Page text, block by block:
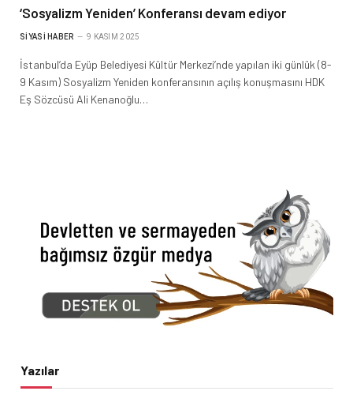
‘Sosyalizm Yeniden’ Konferansı devam ediyor
SIYASI HABER 9 KASIM 2025
İstanbul’da Eyüp Belediyesi Kültür Merkezi’nde yapılan iki günlük (8-
9 Kasım) Sosyalizm Yeniden konferansının açılış konuşmasını HDK
Eş Sözcüsü Ali Kenanoğlu…
Yazılar